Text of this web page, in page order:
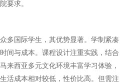
要求。
多国际学生，其优势显著。学制紧凑
间与成本。课程设计注重实践，结合
来西亚多元文化环境丰富学习体验，
活成本相对较低，性价比高。但需注